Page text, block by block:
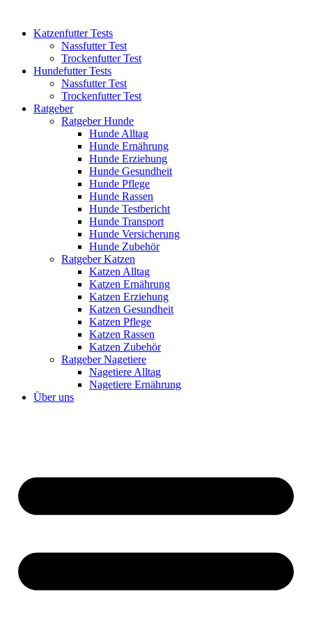
Katzenfutter Tests
Nassfutter Test
Trockenfutter Test
Hundefutter Tests
Nassfutter Test
Trockenfutter Test
Ratgeber
Ratgeber Hunde
Hunde Alltag
Hunde Ernährung
Hunde Erziehung
Hunde Gesundheit
Hunde Pflege
Hunde Rassen
Hunde Testbericht
Hunde Transport
Hunde Versicherung
Hunde Zubehör
Ratgeber Katzen
Katzen Alltag
Katzen Ernährung
Katzen Erziehung
Katzen Gesundheit
Katzen Pflege
Katzen Rassen
Katzen Zubehör
Ratgeber Nagetiere
Nagetiere Alltag
Nagetiere Ernährung
Über uns